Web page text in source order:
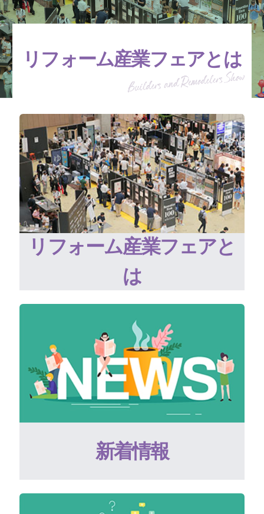
リフォーム産業フェアとは
リフォーム産業フェアと
は
新着情報